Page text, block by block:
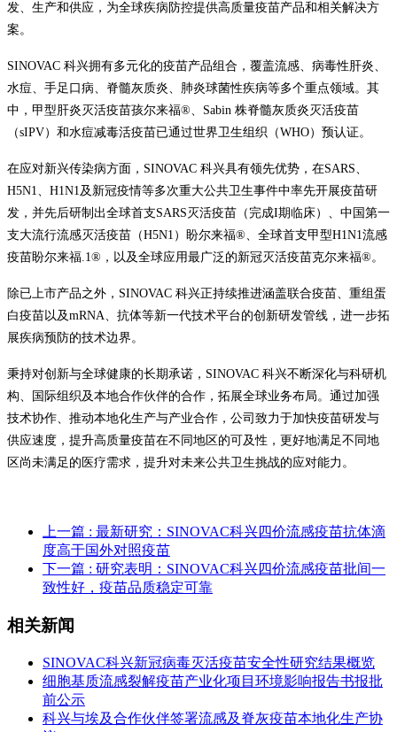
发、生产和供应，为全球疾病防控提供高质量疫苗产品和相关解决方
案。
SINOVAC 科兴拥有多元化的疫苗产品组合，覆盖流感、病毒性肝炎、
水痘、手足口病、脊髓灰质炎、肺炎球菌性疾病等多个重点领域。其
中，甲型肝炎灭活疫苗孩尔来福®、Sabin 株脊髓灰质炎灭活疫苗
（sIPV）和水痘减毒活疫苗已通过世界卫生组织（WHO）预认证。
在应对新兴传染病方面，SINOVAC 科兴具有领先优势，在SARS、
H5N1、H1N1及新冠疫情等多次重大公共卫生事件中率先开展疫苗研
发，并先后研制出全球首支SARS灭活疫苗（完成I期临床）、中国第一
支大流行流感灭活疫苗（H5N1）盼尔来福®、全球首支甲型H1N1流感
疫苗盼尔来福.1®，以及全球应用最广泛的新冠灭活疫苗克尔来福®。
除已上市产品之外，SINOVAC 科兴正持续推进涵盖联合疫苗、重组蛋
白疫苗以及mRNA、抗体等新一代技术平台的创新研发管线，进一步拓
展疾病预防的技术边界。
秉持对创新与全球健康的长期承诺，SINOVAC 科兴不断深化与科研机
构、国际组织及本地合作伙伴的合作，拓展全球业务布局。通过加强
技术协作、推动本地化生产与产业合作，公司致力于加快疫苗研发与
供应速度，提升高质量疫苗在不同地区的可及性，更好地满足不同地
区尚未满足的医疗需求，提升对未来公共卫生挑战的应对能力。
上一篇 : 最新研究：SINOVAC科兴四价流感疫苗抗体滴
度高于国外对照疫苗
下一篇 : 研究表明：SINOVAC科兴四价流感疫苗批间一
致性好，疫苗品质稳定可靠
相关新闻
SINOVAC科兴新冠病毒灭活疫苗安全性研究结果概览
细胞基质流感裂解疫苗产业化项目环境影响报告书报批
前公示
科兴与埃及合作伙伴签署流感及脊灰疫苗本地化生产协